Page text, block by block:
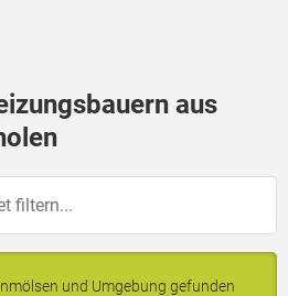
aus
und Umgebung gefunden